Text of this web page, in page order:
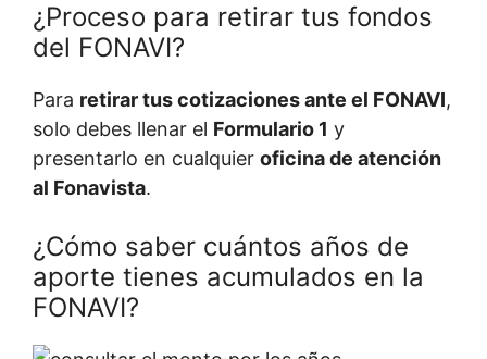
¿Proceso para retirar tus fondos
del FONAVI?
Para retirar tus cotizaciones ante el FONAVI,
solo debes llenar el Formulario 1 y
presentarlo en cualquier oficina de atención
al Fonavista.
¿Cómo saber cuántos años de
aporte tienes acumulados en la
FONAVI?